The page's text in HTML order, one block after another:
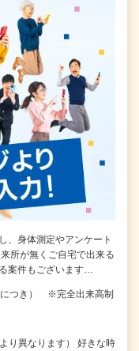
、身体測定やアンケート
所が無くご自宅で出来る
案件もございます…
につき） ※完全出来高制
り異なります） 好きな時